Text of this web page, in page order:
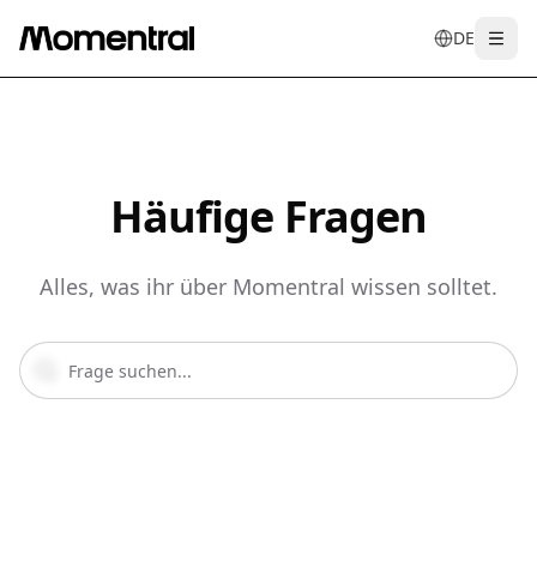
DE
entrdees
Häufige Fragen
Alles, was ihr über Momentral wissen solltet.